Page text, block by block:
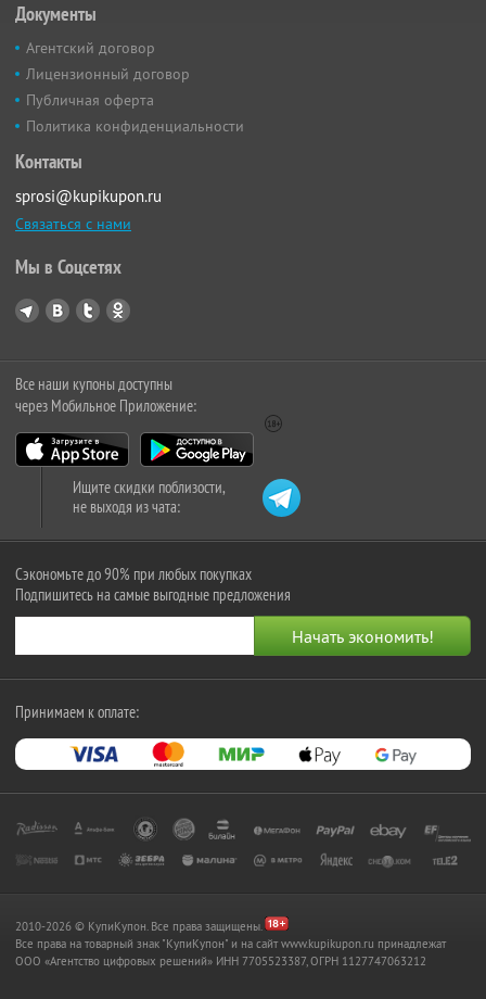
Документы
Агентский договор
Лицензионный договор
Публичная оферта
Политика конфиденциальности
Контакты
sprosi@kupikupon.ru
Связаться с нами
Мы в Соцсетях
Все наши купоны доступны
через Мобильное Приложение:
Ищите скидки поблизости,
не выходя из чата:
Сэкономьте до 90% при любых покупках
Подпишитесь на самые выгодные предложения
Принимаем к оплате:
2010-2026 © КупиКупон. Все права защищены.
Все права на товарный знак "КупиКупон" и на сайт www.kupikupon.ru принадлежат
OOO «Агентство цифровых решений» ИНН 7705523387, ОГРН 1127747063212